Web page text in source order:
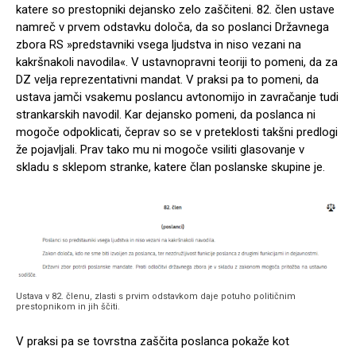
katere so prestopniki dejansko zelo zaščiteni. 82. člen ustave
namreč v prvem odstavku določa, da so poslanci Državnega
zbora RS »predstavniki vsega ljudstva in niso vezani na
kakršnakoli navodila«. V ustavnopravni teoriji to pomeni, da za
DZ velja reprezentativni mandat. V praksi pa to pomeni, da
ustava jamči vsakemu poslancu avtonomijo in zavračanje tudi
strankarskih navodil. Kar dejansko pomeni, da poslanca ni
mogoče odpoklicati, čeprav so se v preteklosti takšni predlogi
že pojavljali. Prav tako mu ni mogoče vsiliti glasovanje v
skladu s sklepom stranke, katere član poslanske skupine je.
Ustava v 82. členu, zlasti s prvim odstavkom daje potuho političnim
prestopnikom in jih ščiti.
V praksi pa se tovrstna zaščita poslanca pokaže kot